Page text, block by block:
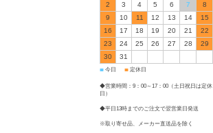
2
3 4 5 6 7
8
9
10 11 12 13 14
15
16
17 18 19 20 21
22
23
24 25 26 27 28
29
30
31
■ 今日 ■ 定休日
◆営業時間：9：00～17：00（土日祝日は定休
日）
◆平日13時までのご注文で翌営業日発送
※取り寄せ品、メーカー直送品を除く